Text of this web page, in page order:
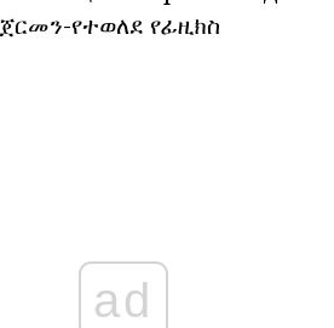
የተወለደ የፊዚክስ
ad